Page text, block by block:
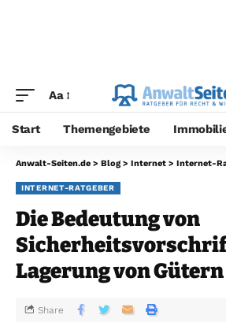
Aa
Start Themengebiete
Anwalt-Seiten.de > Blog > Internet > Internet-
INTERNET-RATGEBER
Die Bedeutung von
Lagerung von Gütern
Share